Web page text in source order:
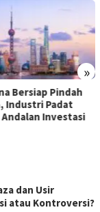
»
Bersiap Pindah
Industri Padat
Andalan Investasi
dan Usir
atau Kontroversi?